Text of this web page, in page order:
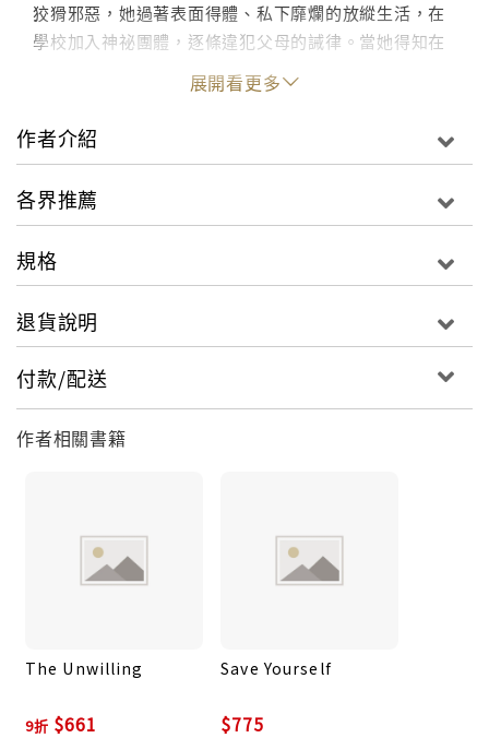
狡猾邪惡，她過著表面得體、私下靡爛的放縱生活，在
學校加入神祕團體，逐條違犯父母的誡律。當她得知在
便利商店工作的派屈克，就是大義滅親的庫希馬諾家的
小兒子時，蕾拉決定去勾引他，甚至折磨他。她玩火的
舉動卻將所有人帶向一場失控的死亡之約。宛如《控
制》加《最後的目擊者》的暗黑青春，像電流貫穿全身
贖。在寂寞的小鎮上，兩個家庭因罪惡而逐漸接近碰
的典型悲劇故事。最後三十頁的大結局將遠比任何電影
展開看更多
作者介紹
各界推薦
規格
退貨說明
付款/配送
作者相關書籍
The Unwilling
9折 $661
Save Yourself
$775